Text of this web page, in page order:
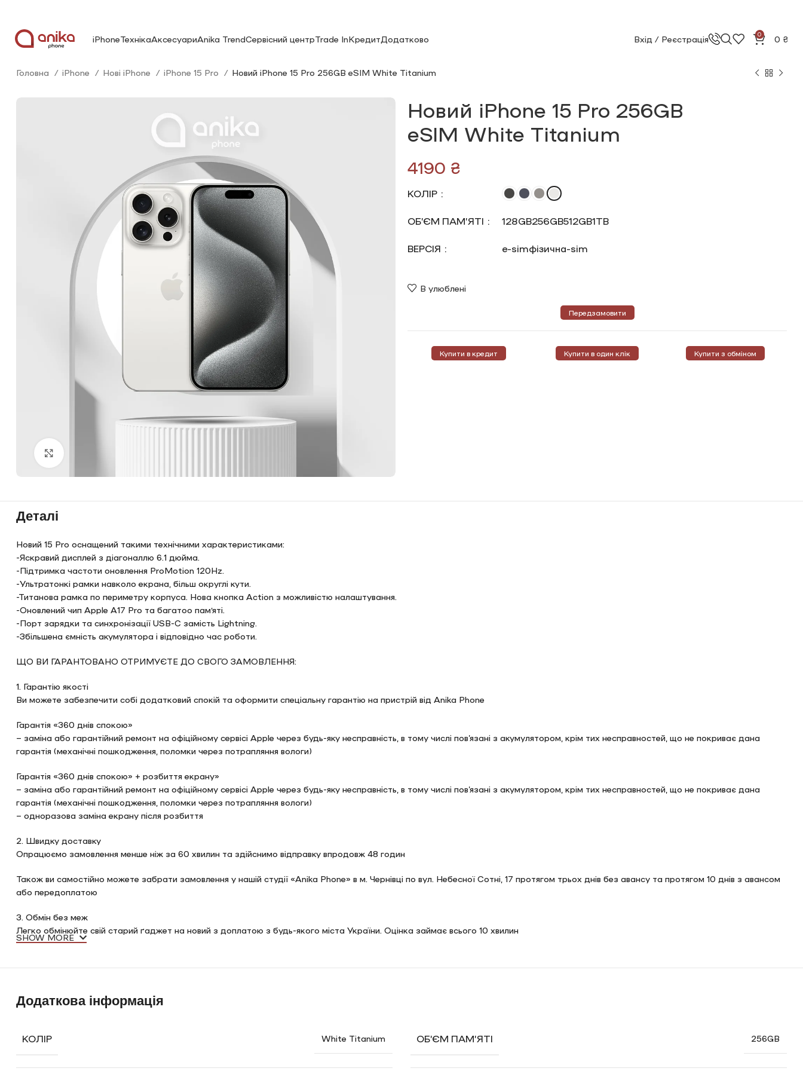
iPhoneТехнікаАксесуариAnika TrendСервісний центрTrade InКредитДодатково Вхід / Реєстрація 0 0 ₴
Головна iPhone Нові iPhone iPhone 15 Pro Новий iPhone 15 Pro 256GB eSIM White Titanium
Новий iPhone 15 Pro 256GB
eSIM White Titanium
₴
КОЛІР
ОБ’ЄМ ПАМ’ЯТІ 128GB256GB512GB1TB
ВЕРСІЯ e-simфізична-sim
В улюблені
Передзамовити
Купити в кредит Купити в один клік Купити з обміном
Деталі
Новий 15 Pro оснащений такими технічними характеристиками:
-Яскравий дисплей з діагоналлю 6.1 дюйма.
-Підтримка частоти оновлення ProMotion 120Hz.
-Ультратонкі рамки навколо екрана, більш округлі кути.
-Титанова рамка по периметру корпуса. Нова кнопка Action з можливістю налаштування.
-Оновлений чип Apple A17 Pro та багатоо памʼяті.
-Порт зарядки та синхронізації USB-C замість Lightning.
-Збільшена ємність акумулятора і відповідно час роботи.
ЩО ВИ ГАРАНТОВАНО ОТРИМУЄТЕ ДО СВОГО ЗАМОВЛЕННЯ:
1. Гарантію якості
Ви можете забезпечити собі додатковий спокій та оформити спеціальну гарантію на пристрій від Anika Phone
Гарантія «360 днів спокою»
– заміна або гарантійний ремонт на офіційному сервісі Apple через будь-яку несправність, в тому числі пов’язані з акумулятором, крім тих несправностей, що не покриває дана
гарантія (механічні пошкодження, поломки через потрапляння вологи)
Гарантія «360 днів спокою» + розбиття екрану»
– заміна або гарантійний ремонт на офіційному сервісі Apple через будь-яку несправність, в тому числі пов’язані з акумулятором, крім тих несправностей, що не покриває дана
гарантія (механічні пошкодження, поломки через потрапляння вологи)
– одноразова заміна екрану після розбиття
2. Швидку доставку
Опрацюємо замовлення менше ніж за 60 хвилин та здійснимо відправку впродовж 48 годин
Також ви самостійно можете забрати замовлення у нашій студії «Anika Phone» в м. Чернівці по вул. Небесної Сотні, 17 протягом трьох днів без авансу та протягом 10 днів з авансом
або передоплатою
3. Обмін без меж
Легко обмінюйте свій старий ґаджет на новий з доплатою з будь-якого міста України. Оцінка займає всього 10 хвилин
У студії «Anika Phone» всі налаштування вашого нового ґаджету здійснюються безкоштовно. Сюди відносяться:
– підключення Apple Store
– перекидування даних зі старого на новий
З кожної покупки повертаємо на карту 1% від покупки техніки і 5% від покупки аксесуарів. А також у вас буде спеціальний подарунок до вашого дня народження
SHOW MORE
Додаткова інформація
КОЛІР White Titanium ОБ’ЄМ ПАМ’ЯТІ 256GB